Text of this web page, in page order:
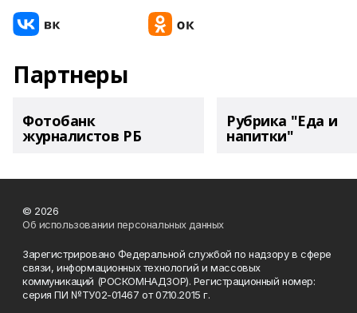
Партнеры
Фотобанк
журналистов РБ
Рубрика "Еда и
напитки"
© 2026
Об использовании персональных данных
Зарегистрировано Федеральной службой по надзору в сфере
связи, информационных технологий и массовых
коммуникаций (РОСКОМНАДЗОР). Регистрационный номер:
серия ПИ №ТУ02-01467 от 07.10.2015 г.